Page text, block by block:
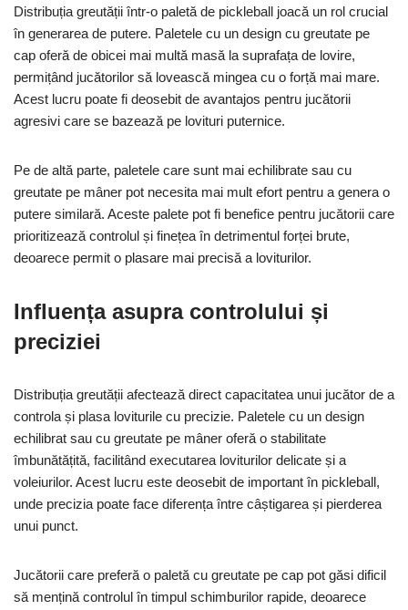
Distribuția greutății într-o paletă de pickleball joacă un rol crucial
în generarea de putere. Paletele cu un design cu greutate pe
cap oferă de obicei mai multă masă la suprafața de lovire,
permițând jucătorilor să lovească mingea cu o forță mai mare.
Acest lucru poate fi deosebit de avantajos pentru jucătorii
agresivi care se bazează pe lovituri puternice.
Pe de altă parte, paletele care sunt mai echilibrate sau cu
greutate pe mâner pot necesita mai mult efort pentru a genera o
putere similară. Aceste palete pot fi benefice pentru jucătorii care
prioritizează controlul și finețea în detrimentul forței brute,
deoarece permit o plasare mai precisă a loviturilor.
Influența asupra controlului și
preciziei
Distribuția greutății afectează direct capacitatea unui jucător de a
controla și plasa loviturile cu precizie. Paletele cu un design
echilibrat sau cu greutate pe mâner oferă o stabilitate
îmbunătățită, facilitând executarea loviturilor delicate și a
voleiurilor. Acest lucru este deosebit de important în pickleball,
unde precizia poate face diferența între câștigarea și pierderea
unui punct.
Jucătorii care preferă o paletă cu greutate pe cap pot găsi dificil
să mențină controlul în timpul schimburilor rapide, deoarece